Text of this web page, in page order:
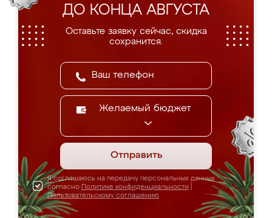
ДО КОНЦА АВГУСТА
Оставьте заявку сейчас, скидка
сохранится.
Желаемый бюджет
Отправить
Я соглашаюсь на передачу персональных данных
согласно Политике конфиденциальности
Пользовательскому соглашению